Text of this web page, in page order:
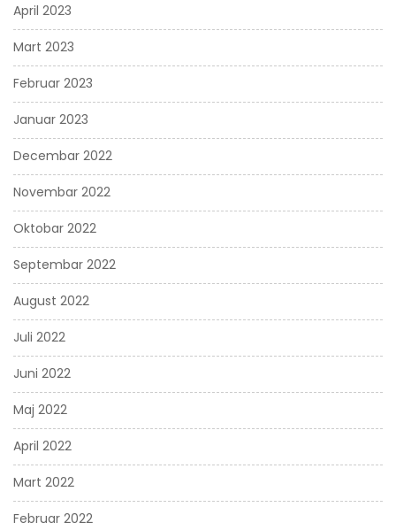
April 2023
Mart 2023
Februar 2023
Januar 2023
Decembar 2022
Novembar 2022
Oktobar 2022
Septembar 2022
August 2022
Juli 2022
Juni 2022
Maj 2022
April 2022
Mart 2022
Februar 2022